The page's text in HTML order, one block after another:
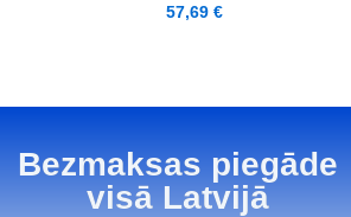
57,69 €
Bezmaksas piegāde
visā Latvijā